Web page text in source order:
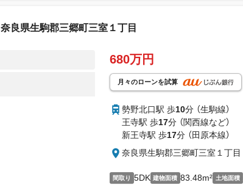
奈良県生駒郡三郷町三室１丁目
680万円
月々のローンを試算
勢野北口駅 歩10分 （生駒線）
王寺駅 歩17分 （関西線など）
新王寺駅 歩17分 （田原本線）
奈良県生駒郡三郷町三室１丁目
間取り 5DK 建物面積 83.48m² 土地面積